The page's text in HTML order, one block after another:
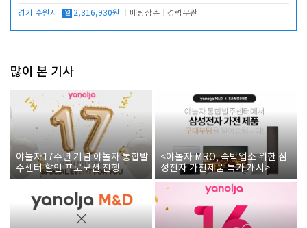
경기 수원시 월 2,316,930원 베팅삼촌 경력무관
많이 본 기사
야놀자17주년 기념 야놀자 통합발
주센터 할인 프로모션 진행
<야놀자 MRO, 숙박업소 위한 삼
성전자 가전제품 특가 개시>